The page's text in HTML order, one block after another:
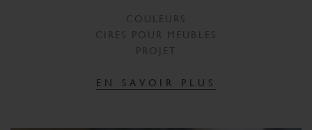
COULEURS
CIRES POUR MEUBLES
PROJET
EN SAVOIR PLUS